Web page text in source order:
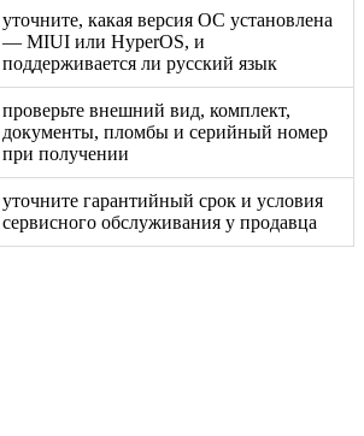
уточните, какая версия ОС установлена
— MIUI или HyperOS, и
поддерживается ли русский язык
проверьте внешний вид, комплект,
документы, пломбы и серийный номер
при получении
уточните гарантийный срок и условия
сервисного обслуживания у продавца